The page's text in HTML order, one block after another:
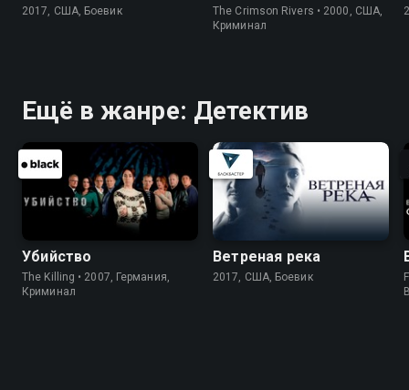
2017, США, Боевик
The Crimson Rivers • 2000, США,
Криминал
Ещё в жанре: Детектив
Убийство
The Killing • 2007, Германия,
Криминал
Ветреная река
2017, США, Боевик